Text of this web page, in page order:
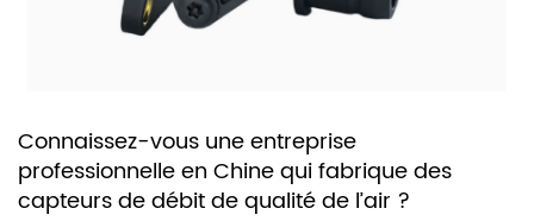
vous une entreprise
en Chine qui fabrique des
de débit de qualité de l’air ?